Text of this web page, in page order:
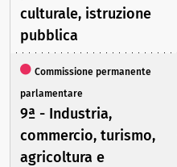
culturale, istruzione
pubblica
Commissione permanente
parlamentare
9ª - Industria,
commercio, turismo,
agricoltura e